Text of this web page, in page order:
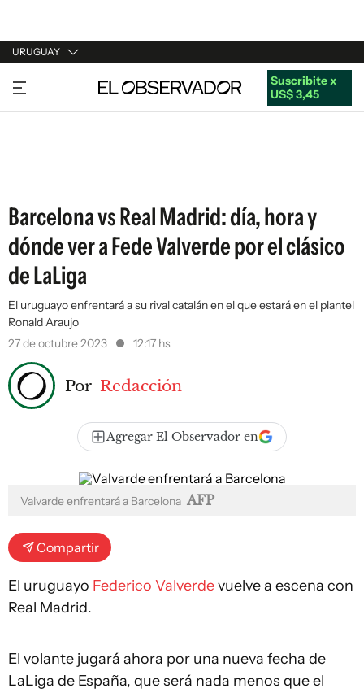
URUGUAY
URUGUAY
ARGENTINA
Suscribite x
US$ 3,45
Barcelona vs Real Madrid: día, hora y
dónde ver a Fede Valverde por el clásico
de LaLiga
El uruguayo enfrentará a su rival catalán en el que estará en el plantel
Ronald Araujo
27 de octubre 2023
12:17 hs
Por Redacción
Agregar El Observador en
Valvarde enfrentará a Barcelona AFP
Compartir
El uruguayo Federico Valverdevuelve a escena con
Real Madrid.
El volante jugará ahora por una nueva fecha de
LaLiga de España, que será nada menos que el